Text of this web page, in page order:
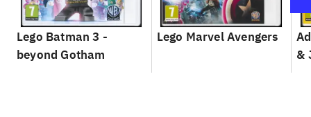
Lego Batman 3 -
beyond Gotham
Lego Marvel Avengers
&